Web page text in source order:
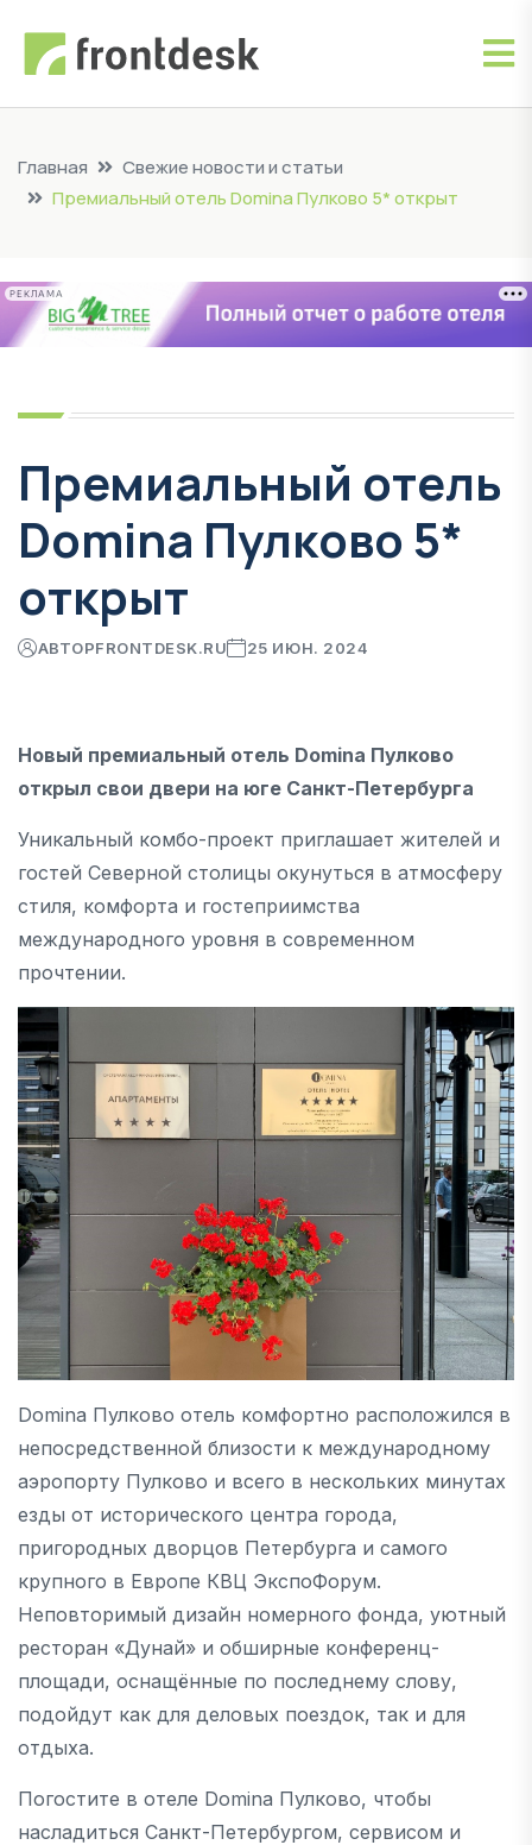
Главная
Свежие новости и статьи
Премиальный отель Domina Пулково 5* открыт
РЕКЛАМА
Премиальный отель
Domina Пулково 5*
открыт
АВТОРFRONTDESK.RU 25 ИЮН. 2024
Новый премиальный отель Domina Пулково
открыл свои двери на юге Санкт-Петербурга
Уникальный комбо-проект приглашает жителей и
гостей Северной столицы окунуться в атмосферу
стиля, комфорта и гостеприимства
международного уровня в современном
прочтении.
Domina Пулково отель комфортно расположился в
непосредственной близости к международному
аэропорту Пулково и всего в нескольких минутах
езды от исторического центра города,
пригородных дворцов Петербурга и самого
крупного в Европе КВЦ ЭкспоФорум.
Неповторимый дизайн номерного фонда, уютный
ресторан «Дунай» и обширные конференц-
площади, оснащённые по последнему слову,
подойдут как для деловых поездок, так и для
отдыха.
Погостите в отеле Domina Пулково, чтобы
насладиться Санкт-Петербургом, сервисом и